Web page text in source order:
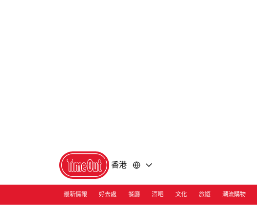
香港
最新情報 好去處 餐廳 酒吧 文化 旅遊 潮流購物